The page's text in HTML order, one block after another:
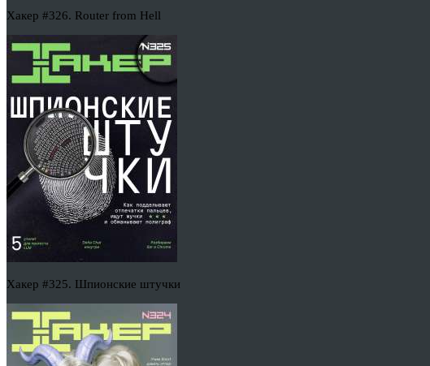
Хакер #326. Router from Hell
Хакер #325. Шпионские штучки